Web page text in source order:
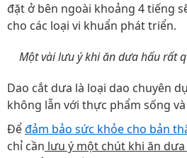
đặt ở bên ngoài khoảng 4 tiếng
cho các loại vi khuẩn phát triển.
Một vài lưu ý khi ăn dưa hấu rất
Dao cắt dưa là loại dao chuyên
không lẫn với thực phẩm sống
Đểđảm bảo sức khỏe cho bản
chỉ cần lưu ý một chút khi ăn dưa